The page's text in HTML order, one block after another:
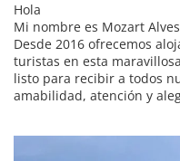
Hola
Mi nombre es Mozart
Desde 2016 ofrecemos
turistas en esta
listo para recibir a todos
amabilidad, atención y